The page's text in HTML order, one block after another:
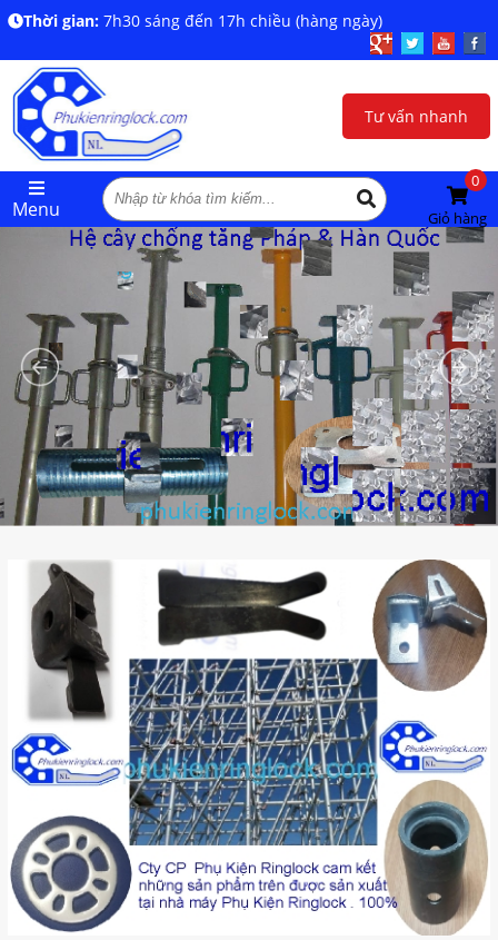
Thời gian: 7h30 sáng đến 17h chiều (hàng ngày)
Tư vấn nhanh
Menu
0
Giỏ hàng